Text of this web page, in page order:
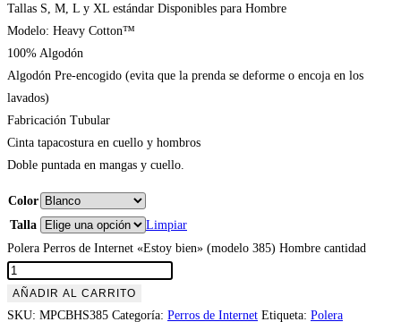
Tallas S, M, L y XL estándar Disponibles para Hombre
Modelo: Heavy Cotton™
100% Algodón
Algodón Pre-encogido (evita que la prenda se deforme o encoja en los
lavados)
Fabricación Tubular
Cinta tapacostura en cuello y hombros
Doble puntada en mangas y cuello.
Color
Talla
Limpiar
Polera Perros de Internet «Estoy bien» (modelo 385) Hombre cantidad
AÑADIR AL CARRITO
SKU: MPCBHS385 Categoría: Perros de Internet Etiqueta: Polera